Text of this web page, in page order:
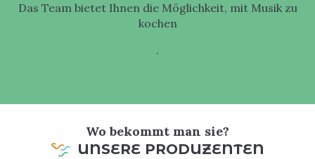
Das Team bietet Ihnen die Möglichkeit, mit Musik zu
kochen
.
Wo bekommt man sie?
UNSERE PRODUZENTEN